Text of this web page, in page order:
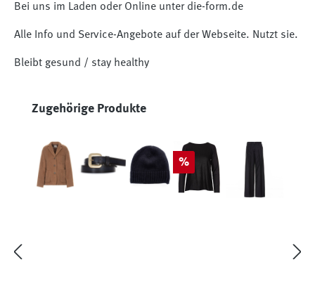
Bei uns im Laden oder Online unter die-form.de
Alle Info und Service-Angebote auf der Webseite. Nutzt sie.
Bleibt gesund / stay healthy
Produktgalerie überspringen
Zugehörige Produkte
Rabatt
%